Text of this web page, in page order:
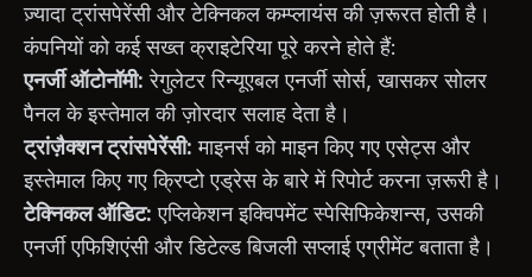
ज़्यादा ट्रांसपेरेंसी और टेक्निकल कम्प्लायंस की ज़रूरत होती है।
कंपनियों को कई सख्त क्राइटेरिया पूरे करने होते हैं:
एनर्जी ऑटोनॉमी: रेगुलेटर रिन्यूएबल एनर्जी सोर्स, खासकर सोलर
पैनल के इस्तेमाल की ज़ोरदार सलाह देता है।
ट्रांज़ैक्शन ट्रांसपेरेंसी: माइनर्स को माइन किए गए एसेट्स और
इस्तेमाल किए गए क्रिप्टो एड्रेस के बारे में रिपोर्ट करना ज़रूरी है।
टेक्निकल ऑडिट: एप्लिकेशन इक्विपमेंट स्पेसिफिकेशन्स, उसकी
एनर्जी एफिशिएंसी और डिटेल्ड बिजली सप्लाई एग्रीमेंट बताता है।